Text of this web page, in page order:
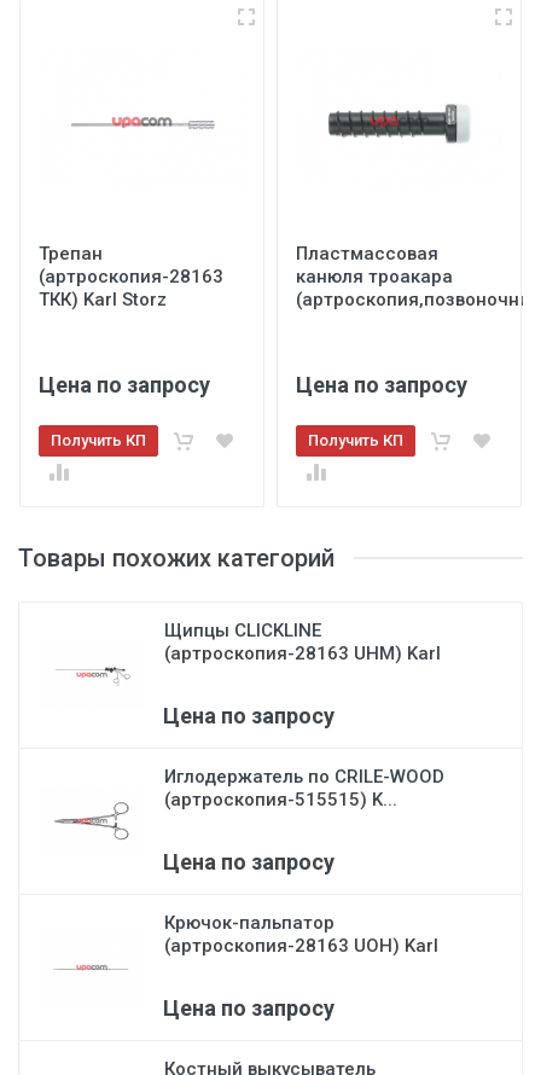
Товары похожих категорий
Щипцы CLICKLINE
(артроскопия-28163 UHM) Karl
Цена по запросу
Иглодержатель по CRILE-WOOD
(артроскопия-515515) K...
Цена по запросу
Крючок-пальпатор
(артроскопия-28163 UOH) Karl
Цена по запросу
Костный выкусыватель
Трепан
(артроскопия-28163
ТКК) Karl Storz
Цена по запросу
Получить КП
Пластмассовая
канюля троакара
Цена по запросу
Получить КП